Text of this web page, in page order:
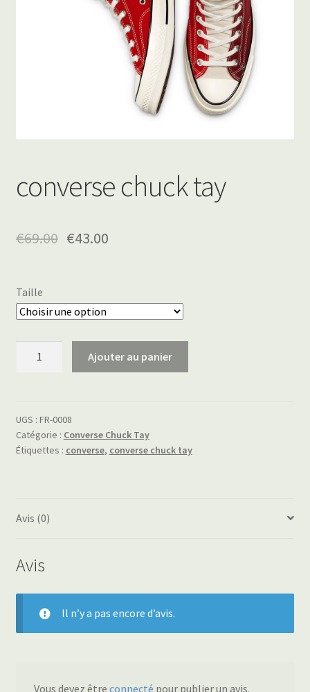
converse chuck tay
€69.00 €43.00
Taille
tay
Ajouter au panier
UGS : FR-0008
Catégorie : Converse Chuck Tay
Étiquettes : converse, converse chuck tay
Avis (0)
Avis
Il n’y a pas encore d’avis.
Vous devez être connecté pour publier un avis.